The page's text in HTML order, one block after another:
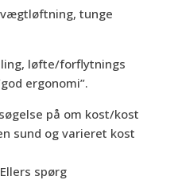
tunge
løfte/forflytnings
ergonomi”.
på om kost/kost
sund og varieret kost
spørg